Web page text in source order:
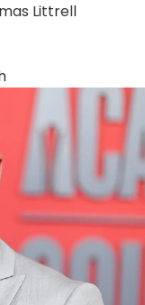
Littrell